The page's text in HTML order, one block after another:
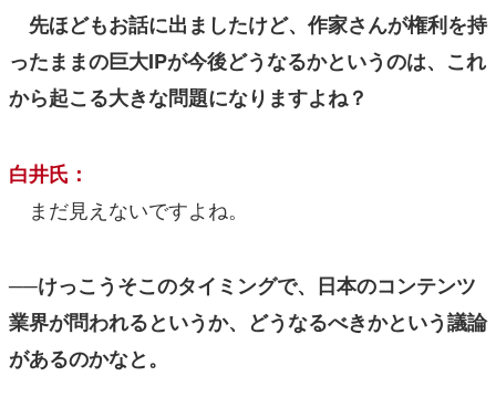
先ほどもお話に出ましたけど、作家さんが権利を持
ったままの巨大IPが今後どうなるかというのは、これ
から起こる大きな問題になりますよね？
白井氏：
まだ見えないですよね。
──けっこうそこのタイミングで、日本のコンテンツ
業界が問われるというか、どうなるべきかという議論
があるのかなと。